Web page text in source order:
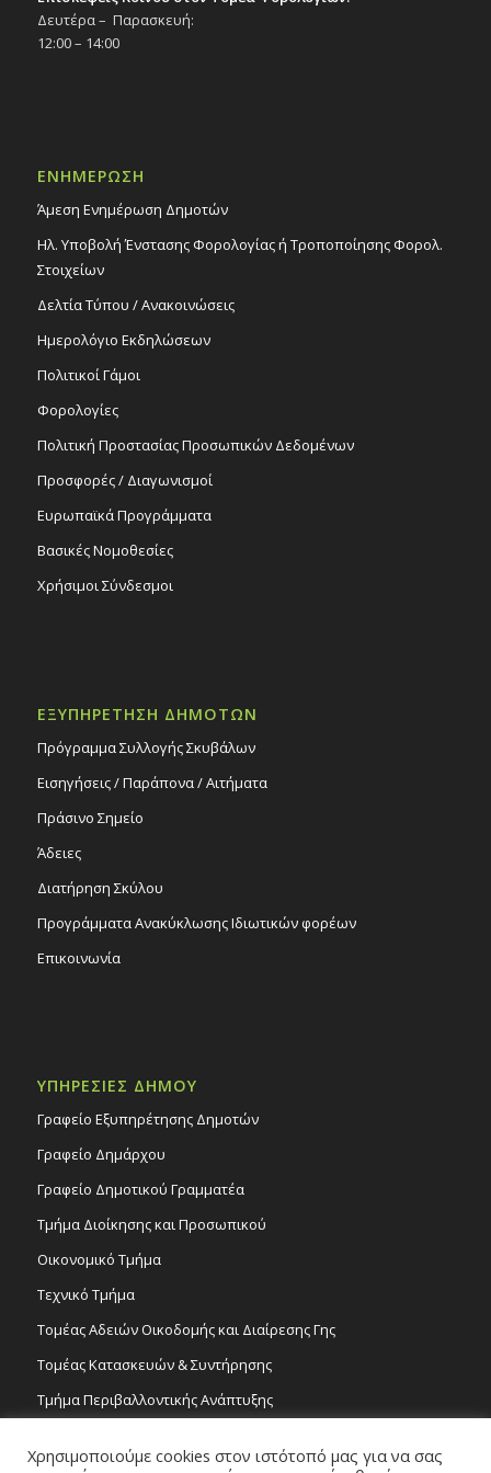
Δευτέρα – Παρασκευή:
12:00 – 14:00
ΕΝΗΜΕΡΩΣΗ
Άμεση Ενημέρωση Δημοτών
Ηλ. Υποβολή Ένστασης Φορολογίας ή Τροποποίησης Φορολ.
Στοιχείων
Δελτία Τύπου / Ανακοινώσεις
Ημερολόγιο Εκδηλώσεων
Πολιτικοί Γάμοι
Φορολογίες
Πολιτική Προστασίας Προσωπικών Δεδομένων
Προσφορές / Διαγωνισμοί
Ευρωπαϊκά Προγράμματα
Βασικές Νομοθεσίες
Χρήσιμοι Σύνδεσμοι
ΕΞΥΠΗΡΕΤΗΣΗ ΔΗΜΟΤΩΝ
Πρόγραμμα Συλλογής Σκυβάλων
Εισηγήσεις / Παράπονα / Αιτήματα
Πράσινο Σημείο
Άδειες
Διατήρηση Σκύλου
Προγράμματα Ανακύκλωσης Ιδιωτικών φορέων
Επικοινωνία
ΥΠΗΡΕΣΙΕΣ ΔΗΜΟΥ
Γραφείο Εξυπηρέτησης Δημοτών
Γραφείο Δημάρχου
Γραφείο Δημοτικού Γραμματέα
Τμήμα Διοίκησης και Προσωπικού
Οικονομικό Τμήμα
Τεχνικό Τμήμα
Τομέας Αδειών Οικοδομής και Διαίρεσης Γης
Τομέας Κατασκευών & Συντήρησης
Τμήμα Περιβαλλοντικής Ανάπτυξης
Χρησιμοποιούμε cookies στον ιστότοπό μας για να σας